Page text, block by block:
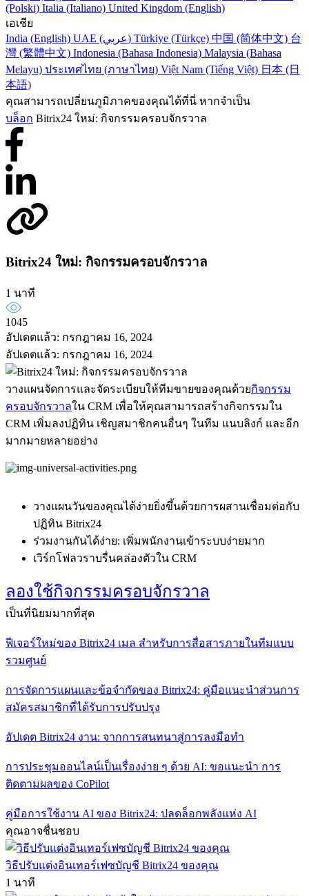
(Polski) Italia (Italiano) United Kingdom (English)
เอเชีย
India (English)
UAE (عربي) Türkiye (Türkçe) 中国 (简体中文) 台
灣 (繁體中文) Indonesia (Bahasa Indonesia) Malaysia (Bahasa
Melayu) ประเทศไทย (ภาษาไทย) Việt Nam (Tiếng Việt) 日本 (日
本語)
คุณสามารถเปลี่ยนภูมิภาคของคุณได้ที่นี่ หากจำเป็น
บล็อก Bitrix24 ใหม่: กิจกรรมครอบจักรวาล
Bitrix24 ใหม่: กิจกรรมครอบจักรวาล
1 นาที
1045
อัปเดตแล้ว: กรกฎาคม 16, 2024
อัปเดตแล้ว: กรกฎาคม 16, 2024
วางแผนจัดการและจัดระเบียบให้ทีมขายของคุณด้วยกิจกรรม
ครอบจักรวาลใน CRM เพื่อให้คุณสามารถสร้างกิจกรรมใน
CRM เพิ่มลงปฏิทิน เชิญสมาชิกคนอื่นๆ ในทีม แนบลิงก์ และอีก
มากมายหลายอย่าง
วางแผนวันของคุณได้ง่ายยิ่งขึ้นด้วยการผสานเชื่อมต่อกับ
ปฏิทิน Bitrix24
ร่วมงานกันได้ง่าย: เพิ่มพนักงานเข้าระบบง่ายมาก
เวิร์กโฟลวราบรื่นคล่องตัวใน CRM
ลองใช้กิจกรรมครอบจักรวาล
เป็นที่นิยมมากที่สุด
ฟีเจอร์ใหม่ของ Bitrix24 เมล สำหรับการสื่อสารภายในทีมแบบ
รวมศูนย์
การจัดการแผนและข้อจำกัดของ Bitrix24: คู่มือแนะนำส่วนการ
สมัครสมาชิกที่ได้รับการปรับปรุง
อัปเดต Bitrix24 งาน: จากการสนทนาสู่การลงมือทำ
การประชุมออนไลน์เป็นเรื่องง่าย ๆ ด้วย AI: ขอแนะนำ การ
ติดตามผลของ CoPilot
คู่มือการใช้งาน AI ของ Bitrix24: ปลดล็อกพลังแห่ง AI
คุณอาจชื่นชอบ
วิธีปรับแต่งอินเทอร์เฟซบัญชี Bitrix24 ของคุณ
1 นาที